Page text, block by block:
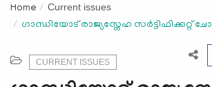
g
l
a
Home Current issues
ഗാന്ധിയോട് രാജ്യസ്നേഹ സര്‍ട്ടിഫിക്കറ്റ്
CURRENT ISSUES